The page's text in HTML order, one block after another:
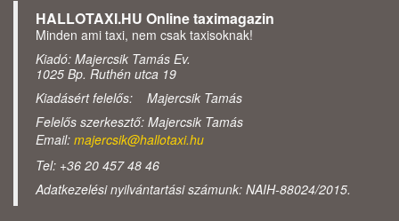
HALLOTAXI.HU Online taximagazin
Minden ami taxi, nem csak taxisoknak!
Kiadó: Majercsik Tamás Ev.
1025 Bp. Ruthén utca 19
Kiadásért felelős: Majercsik Tamás
Felelős szerkesztő: Majercsik Tamás
Email: majercsik@hallotaxi.hu
Tel: +36 20 457 48 46
Adatkezelési nyilvántartási számunk: NAIH-88024/2015.